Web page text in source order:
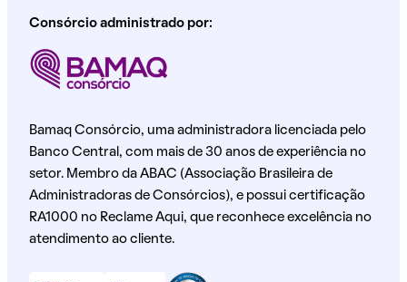
Consórcio administrado por:
Bamaq Consórcio, uma administradora licenciada pelo
Banco Central, com mais de 30 anos de experiência no
setor. Membro da ABAC (Associação Brasileira de
Administradoras de Consórcios), e possui certificação
RA1000 no Reclame Aqui, que reconhece excelência no
atendimento ao cliente.